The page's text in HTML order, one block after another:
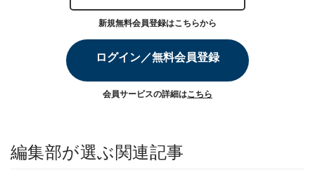
新規無料会員登録はこちらから
ログイン／無料会員登録
会員サービスの詳細はこちら
編集部が選ぶ関連記事